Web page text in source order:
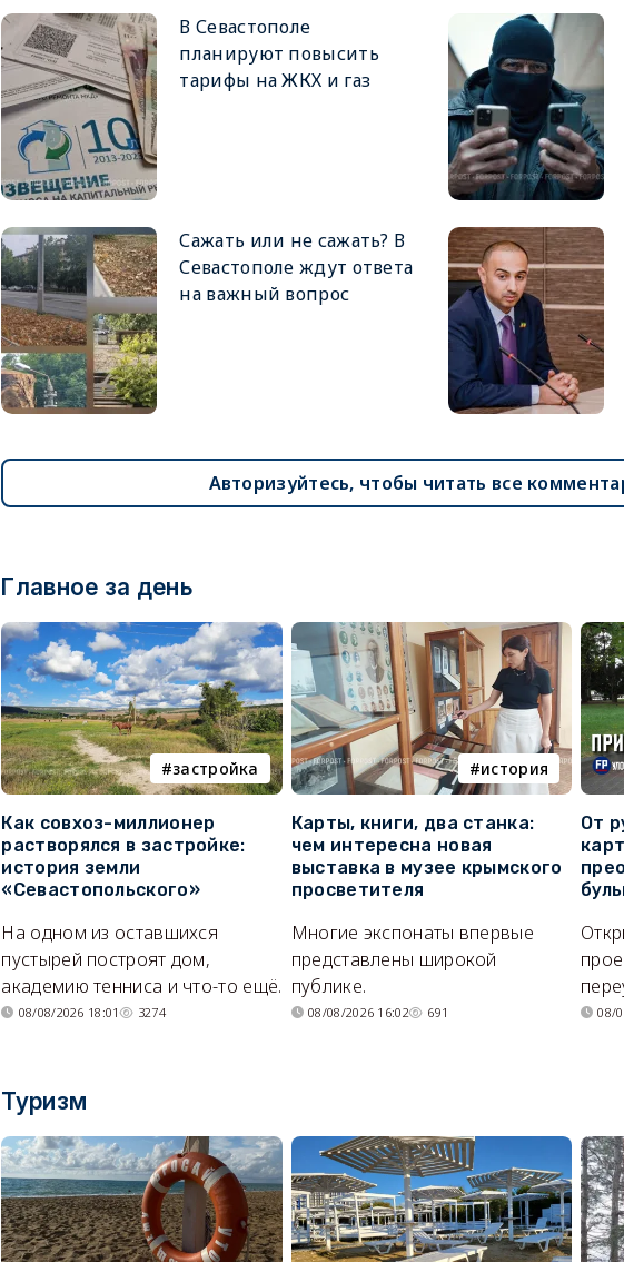
В Севастополе
планируют повысить
тарифы на ЖКХ и газ
Сажать или не сажать? В
Севастополе ждут ответа
на важный вопрос
Авторизуйтесь, чтобы читать все
Главное за день
застройка
Как совхоз-миллионер
растворялся в застройке:
история земли
«Севастопольского»
На одном из оставшихся
пустырей построят дом,
академию тенниса и что-то ещё.
08/08/2026 18:01 3274
история
Карты, книги, два станка:
чем интересна новая
выставка в музее крымского
просветителя
Многие экспонаты впервые
представлены широкой
публике.
08/08/2026 16:02 691
От
08/
Туризм